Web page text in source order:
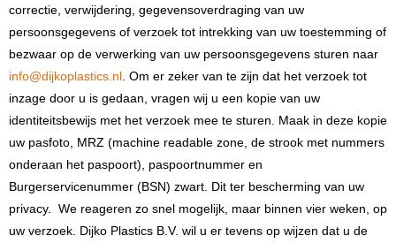
correctie, verwijdering, gegevensoverdraging van uw
persoonsgegevens of verzoek tot intrekking van uw toestemming of
bezwaar op de verwerking van uw persoonsgegevens sturen naar
info@dijkoplastics.nl . Om er zeker van te zijn dat het verzoek tot
inzage door u is gedaan, vragen wij u een kopie van uw
identiteitsbewijs met het verzoek mee te sturen. Maak in deze kopie
uw pasfoto, MRZ (machine readable zone, de strook met nummers
onderaan het paspoort), paspoortnummer en
Burgerservicenummer (BSN) zwart. Dit ter bescherming van uw
privacy. We reageren zo snel mogelijk, maar binnen vier weken, op
uw verzoek. Dijko Plastics B.V. wil u er tevens op wijzen dat u de